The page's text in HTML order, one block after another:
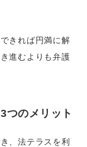
きれば円満に解
進むよりも弁護
つのメリット
、法テラスを利